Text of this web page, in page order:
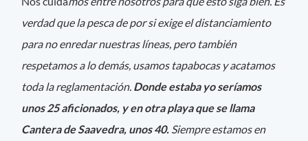
verdad que la pesca de por si exige el distanciamiento
para no enredar nuestras líneas, pero también
respetamos a lo demás, usamos tapabocas y acatamos
toda la reglamentación. Donde estaba yo seríamos
unos 25 aficionados, y en otra playa que se llama
Cantera de Saavedra, unos 40. Siempre estamos en